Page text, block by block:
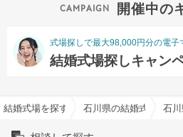
開催中の
式場探しで最大98,000円分の電子
結婚式場探しキャン
結婚式場を探すならハナユメ石川県の結婚式場一覧
石